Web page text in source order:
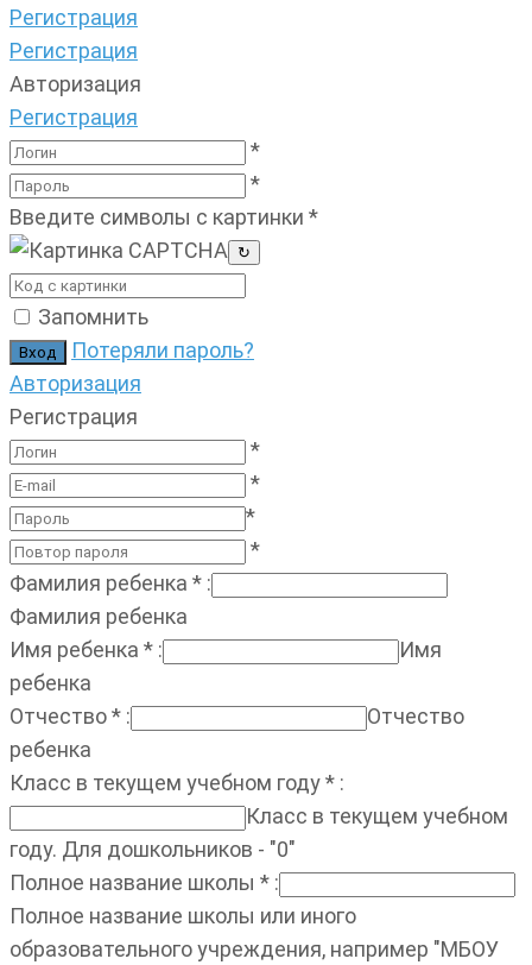
Регистрация
Регистрация
Авторизация
Регистрация
*
*
Введите символы с картинки *
↻
Запомнить
Потеряли пароль?
Авторизация
Регистрация
*
*
*
*
Фамилия ребенка * :
Фамилия ребенка
Имя ребенка * :
Имя
ребенка
Отчество* :
Отчество
ребенка
Класс в текущем учебном году* :
Класс в текущем учебном
году. Для дошкольников - "0"
Полное название школы * :
Полное название школы или иного
образовательного учреждения, например "МБОУ